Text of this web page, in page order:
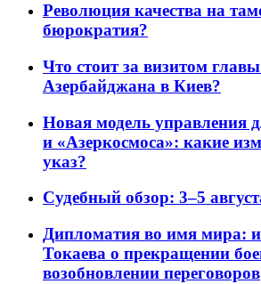
Революция качества на
бюрократия?
Что стоит за визитом
Азербайджана в Киев?
Новая модель управления
и «Азеркосмоса»: какие
указ?
Судебный обзор: 3–5
Дипломатия во имя мира:
Токаева о прекращении
возобновлении переговоров